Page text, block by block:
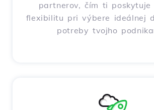
partnerov, čím ti
flexibilitu pri výbere ideálnej
potreby tvojho